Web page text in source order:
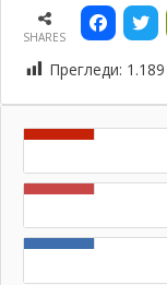
SHARES
Прегледи: 1.189